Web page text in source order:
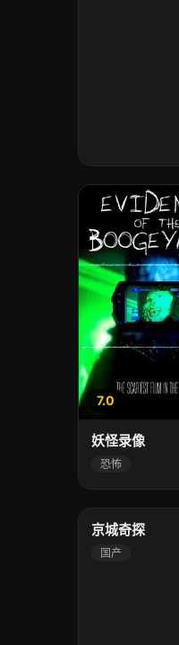
7.0
妖怪录像
恐怖
京城奇探
国产